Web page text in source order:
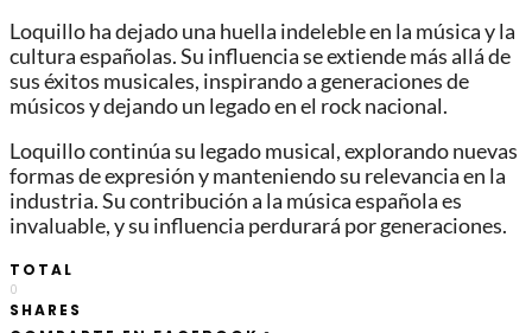
Loquillo ha dejado una huella indeleble en la música y la
cultura españolas. Su influencia se extiende más allá de
sus éxitos musicales, inspirando a generaciones de
músicos y dejando un legado en el rock nacional.
Loquillo continúa su legado musical, explorando nuevas
formas de expresión y manteniendo su relevancia en la
industria. Su contribución a la música española es
invaluable, y su influencia perdurará por generaciones.
TOTAL
0
SHARES